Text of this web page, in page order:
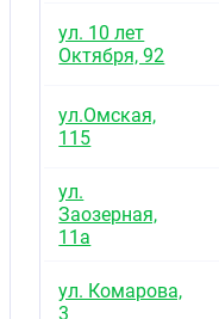
ул. 10 лет
Октября, 92
ул.Омская,
115
ул.
Заозерная,
11а
ул. Комарова,
3